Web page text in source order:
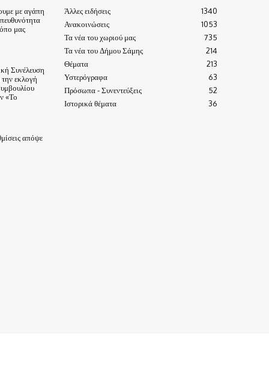
με αγάπη
μας
Συνέλευση
την εκλογή
«Το
απόψε
Άλλες ειδήσεις
1340
Ανακοινώσεις
1053
Τα νέα του χωριού μας
735
Τα νέα του Δήμου Σάμης
214
Θέματα
213
Υστερόγραφα
63
Πρόσωπα - Συνεντεύξεις
52
Ιστορικά θέματα
36